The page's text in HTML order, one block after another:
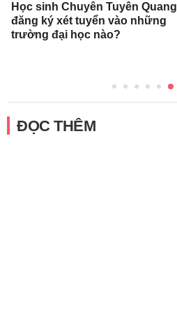
Học sinh Chuyên Tuyên Quang
đăng ký xét tuyển vào những
trường đại học nào?
ĐỌC THÊM